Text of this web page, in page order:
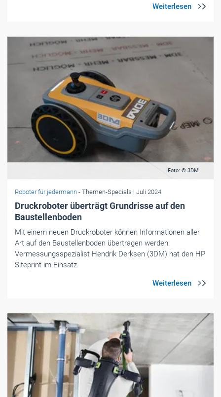
Foto: © 3DM
Roboter für jedermann - Themen-Specials | Juli 2024
Druckroboter überträgt Grundrisse auf den
Baustellenboden
Mit einem neuen Druckroboter können Informationen aller
Art auf den Baustellenboden übertragen werden.
Vermessungsspezialist Hendrik Derksen (3DM) hat den HP
Siteprint im Einsatz.